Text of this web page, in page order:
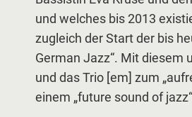
und welches bis 2013
zugleich der Start der bis
German Jazz“. Mit diesem
und das Trio [em] zum
einem „future sound of